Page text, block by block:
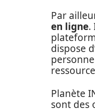
Par
en ligne.
dispose
Planète
sont des